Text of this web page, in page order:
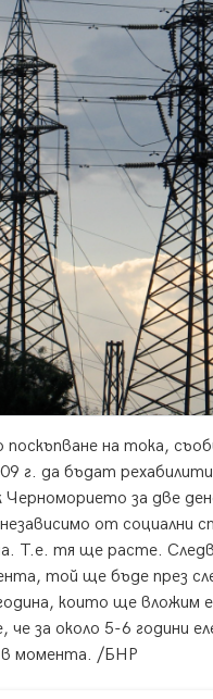
поскъпване на тока,
г. да бъдат
за две
независимо от
Т.е. тя ще расте.
той ще бъде през
които ще вложим
за около 5-6 години
в момента. /БНР